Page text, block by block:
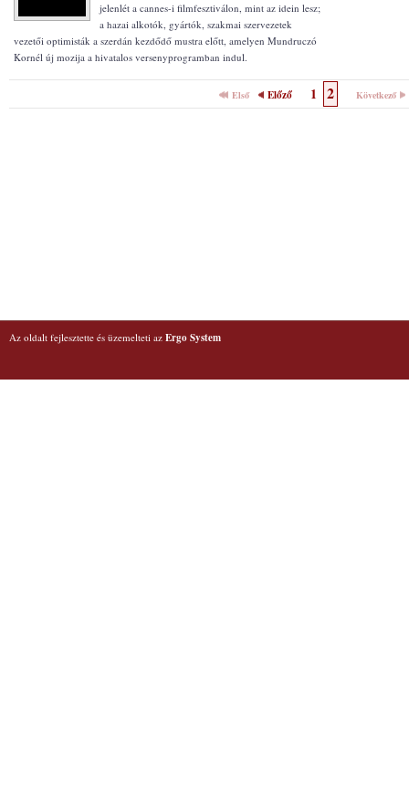
jelenlét a cannes-i filmfesztiválon, mint az idein lesz;
a hazai alkotók, gyártók, szakmai szervezetek
vezetői optimisták a szerdán kezdődő mustra előtt, amelyen Mundruczó
Kornél új mozija a hivatalos versenyprogramban indul.
Első Előző 1 2 Következő
Az oldalt fejlesztette és üzemelteti az Ergo System